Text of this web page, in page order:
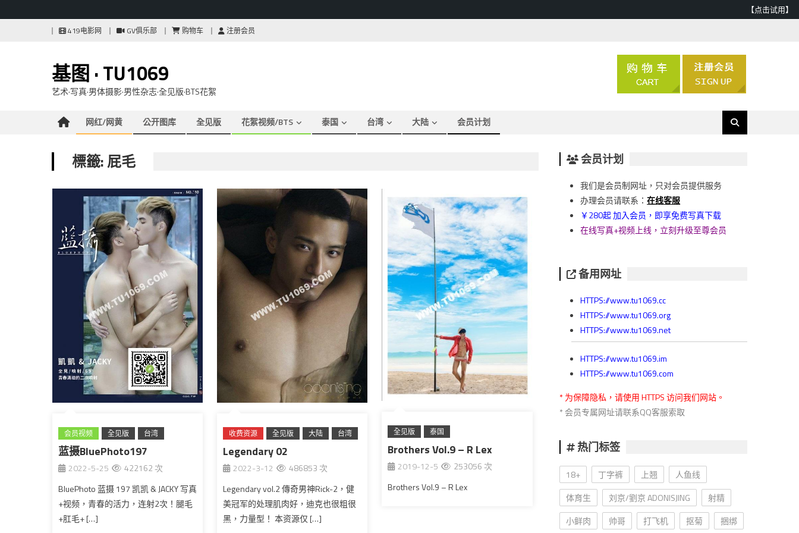
【点击试用】
419电影网 GV俱乐部 购物车 注册会员
基图 · TU1069
艺术·写真·男体摄影·男性杂志·全见版·BTS花絮
网红/网黄 公开图库 全见版 花絮视频/BTS 泰国 台湾 大陆 会员计划
標籤: 屁毛
会员视频 全见版 台湾
蓝摄BluePhoto197
2022-5-25
422162 次
BluePhoto 蓝摄 197 凯凯 & JACKY 写真
+视频，青春的活力，连射2次！腿毛
+肛毛+ […]
收费资源 全见版 大陆 台湾
Legendary 02
2022-3-12
486853 次
Legendary vol.2 傳奇男神Rick-2，健
美冠军的处理肌肉好，迪克也很粗很
黑，力量型！ 本资源仅 […]
全见版 泰国
Brothers Vol.9 – R Lex
2019-12-5
253056 次
Brothers Vol.9 – R Lex
会员计划
我们是会员制网址，只对会员提供服务
办理会员请联系：在线客服
￥280起 加入会员，即享免费写真下载
在线写真+视频上线，立刻升级至尊会员
备用网址
HTTPS://www.tu1069.cc
HTTPS://www.tu1069.org
HTTPS://www.tu1069.net
HTTPS://www.tu1069.im
HTTPS://www.tu1069.com
* 为保障隐私，请使用 HTTPS 访问我们网站。
* 会员专属网址请联系QQ客服索取
热门标签
18+ 丁字裤 上翘
人鱼线
体育生
刘京/劉京 ADONISJING
射精
小鲜肉
帅哥 打飞机 抠菊 捆绑